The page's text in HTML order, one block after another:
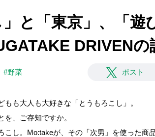
と「東京」、「遊
DRIVENの
#野菜 ポスト
も大人も大好きな「とうもろこし」。
、ご存知ですか。
し。Mo:takeが、その「次男」を使った商